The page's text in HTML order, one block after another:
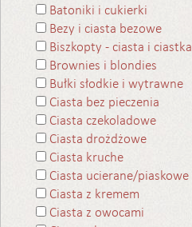
Batoniki i cukierki
Bezy i ciasta bezowe
Biszkopty - ciasta i ciastka
Brownies i blondies
Bułki słodkie i wytrawne
Ciasta bez pieczenia
Ciasta czekoladowe
Ciasta drożdżowe
Ciasta kruche
Ciasta ucierane/piaskowe
Ciasta z kremem
Ciasta z owocami